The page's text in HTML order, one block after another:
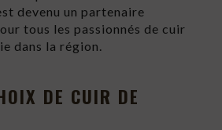
devenu un partenaire
tous les passionnés de cuir
dans la région.
DE CUIR DE